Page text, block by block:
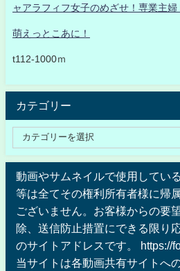
ャアラフィフ女子のめざせ！専業主
萌えっとこあに！
t112-1000ｍ
カテゴリー
動画やサムネイルで使用してい
等は全てその権利所有者様に帰
ございません。お客様からの要
除、送信防止措置にできる限り
のサイトアドレスです。 https://
当サイトは各動画共有サイトへ